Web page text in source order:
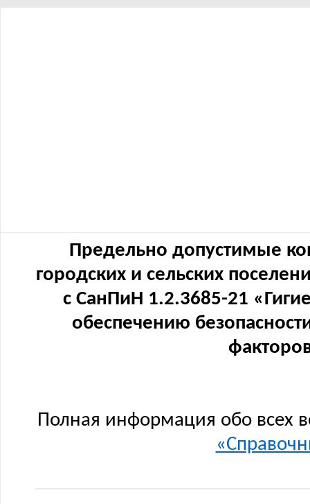
Предельно допустимые
городских и сельских
с СанПиН 1.2.3685-21
обеспечению
Полная информация обо всех